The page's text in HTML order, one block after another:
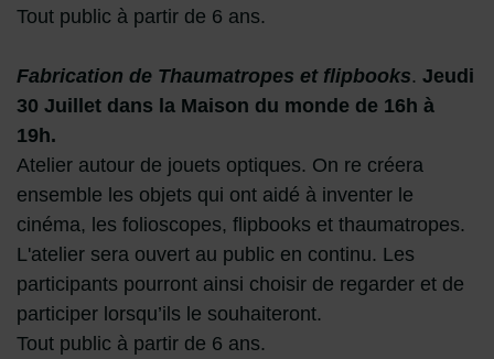
Tout public à partir de 6 ans.
Fabrication de Thaumatropes et flipbooks. Jeudi
30 Juillet dans la Maison du monde de 16h à
19h.
Atelier autour de jouets optiques. On re créera
ensemble les objets qui ont aidé à inventer le
cinéma, les folioscopes, flipbooks et thaumatropes.
L'atelier sera ouvert au public en continu. Les
participants pourront ainsi choisir de regarder et de
participer lorsqu’ils le souhaiteront.
Tout public à partir de 6 ans.